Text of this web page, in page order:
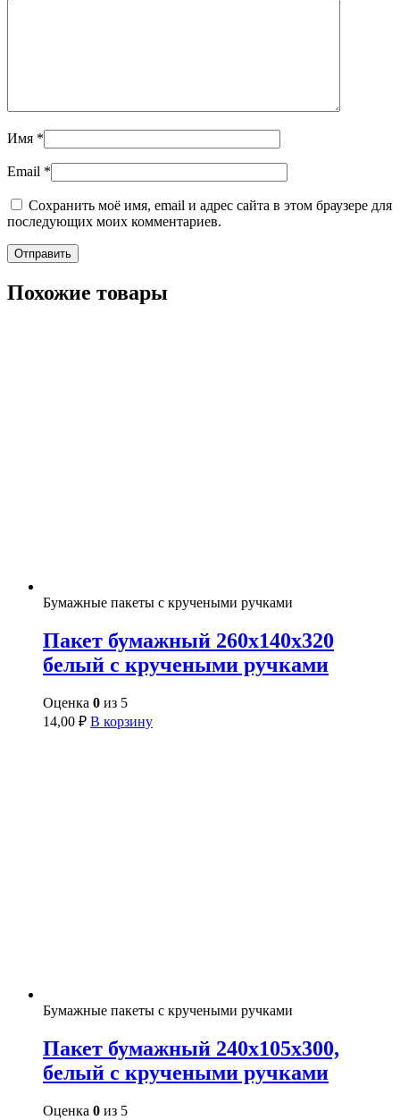
Имя *
Email *
Сохранить моё имя, email и адрес сайта в этом браузере для
последующих моих комментариев.
Похожие товары
Бумажные пакеты с кручеными ручками
Пакет бумажный 260х140х320
белый с кручеными ручками
Оценка 0 из 5
14,00 ₽ В корзину
Бумажные пакеты с кручеными ручками
Пакет бумажный 240х105х300,
белый с кручеными ручками
Оценка 0 из 5